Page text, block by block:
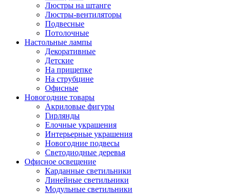
Люстры на штанге
Люстры-вентиляторы
Подвесные
Потолочные
Настольные лампы
Декоративные
Детские
На прищепке
На струбцине
Офисные
Новогодние товары
Акриловые фигуры
Гирлянды
Елочные украшения
Интерьерные украшения
Новогодние подвесы
Светодиодные деревья
Офисное освещение
Карданные светильники
Линейные светильники
Модульные светильники